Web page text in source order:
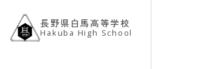
長野県白馬高等学校
Hakuba High School